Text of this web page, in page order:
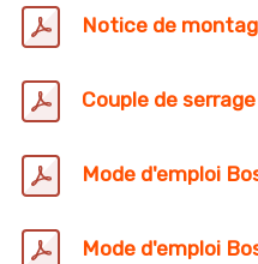
Notice de
Couple de
Mode d'emploi
Mode d'emploi